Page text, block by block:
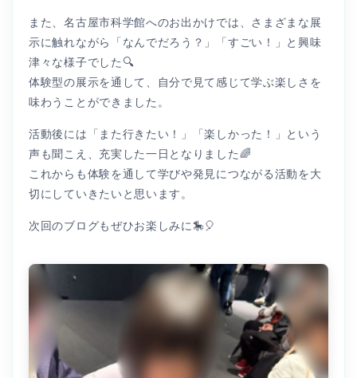
また、名古屋市科学館へのお出かけでは、さまざまな展
示に触れながら「なんでだろう？」「すごい！」と興味
津々な様子でした🔍
体験型の展示を通して、自分で見て感じて学ぶ楽しさを
味わうことができました。
活動後には「また行きたい！」「楽しかった！」という
声も聞こえ、充実した一日となりました🌈
これからも体験を通して学びや発見につながる活動を大
切にしていきたいと思います。
次回のブログもぜひお楽しみに🎠🎈